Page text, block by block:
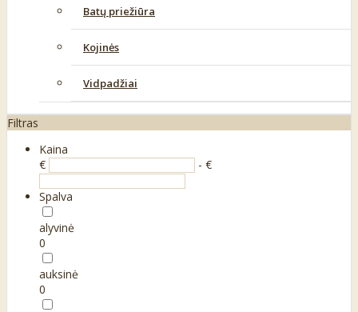
Batų priežiūra
Kojinės
Vidpadžiai
Filtras
Kaina
€
- €
Spalva
alyvinė
0
auksinė
0